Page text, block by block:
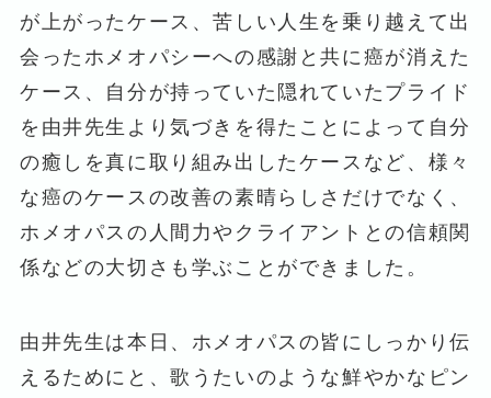
が上がったケース、苦しい人生を乗り越えて出
会ったホメオパシーへの感謝と共に癌が消えた
ケース、自分が持っていた隠れていたプライド
を由井先生より気づきを得たことによって自分
の癒しを真に取り組み出したケースなど、様々
な癌のケースの改善の素晴らしさだけでなく、
ホメオパスの人間力やクライアントとの信頼関
係などの大切さも学ぶことができました。
由井先生は本日、ホメオパスの皆にしっかり伝
えるためにと、歌うたいのような鮮やかなピン